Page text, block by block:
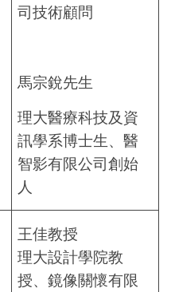
司技術顧問
馬宗銳先生
理大醫療科技及資
訊學系博士生、醫
智影有限公司創始
人
王佳教授
理大設計學院教
授、鏡像關懷有限